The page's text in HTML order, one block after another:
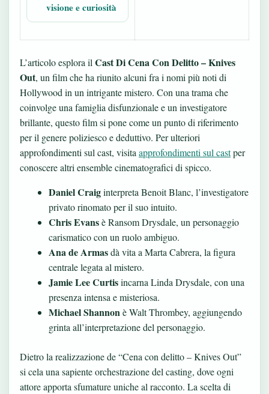
visione e curiosità
L’articolo esplora il Cast Di Cena Con Delitto – Knives
Out, un film che ha riunito alcuni fra i nomi più noti di
Hollywood in un intrigante mistero. Con una trama che
coinvolge una famiglia disfunzionale e un investigatore
brillante, questo film si pone come un punto di riferimento
per il genere poliziesco e deduttivo. Per ulteriori
approfondimenti sul cast, visita approfondimenti sul castper
conoscere altri ensemble cinematografici di spicco.
Daniel Craiginterpreta Benoit Blanc, l’investigatore
privato rinomato per il suo intuito.
Chris Evansè Ransom Drysdale, un personaggio
carismatico con un ruolo ambiguo.
Ana de Armasdà vita a Marta Cabrera, la figura
centrale legata al mistero.
Jamie Lee Curtisincarna Linda Drysdale, con una
presenza intensa e misteriosa.
Michael Shannonè Walt Thrombey, aggiungendo
grinta all’interpretazione del personaggio.
Dietro la realizzazione de “Cena con delitto – Knives Out”
si cela una sapiente orchestrazione del casting, dove ogni
attore apporta sfumature uniche al racconto. La scelta di